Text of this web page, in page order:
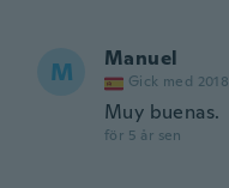
M Manuel
Gick med 2018
Muy buenas.
för 5 år sen